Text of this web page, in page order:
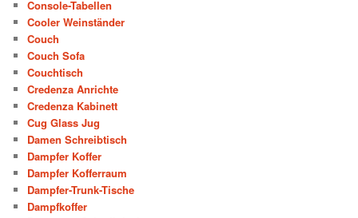
Console-Tabellen
Cooler Weinständer
Couch
Couch Sofa
Couchtisch
Credenza Anrichte
Credenza Kabinett
Cug Glass Jug
Damen Schreibtisch
Dampfer Koffer
Dampfer Kofferraum
Dampfer-Trunk-Tische
Dampfkoffer